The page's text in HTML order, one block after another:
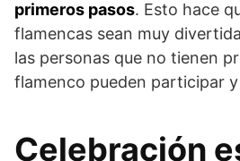
primeros pasos. Esto hace
flamencas sean muy
las personas que no tienen
flamenco pueden participar
Celebración